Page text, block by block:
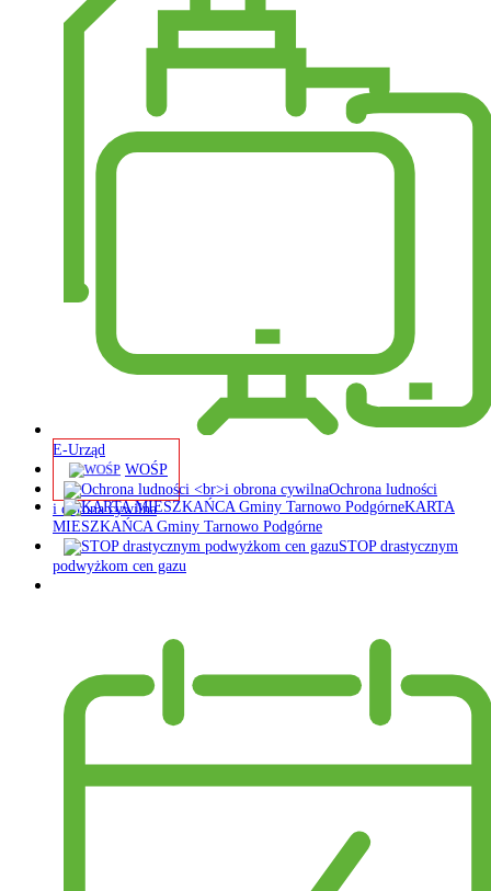
E-Urząd
WOŚP
Ochrona ludności
i obrona cywilna
KARTA
MIESZKAŃCA Gminy Tarnowo Podgórne
STOP drastycznym
podwyżkom cen gazu